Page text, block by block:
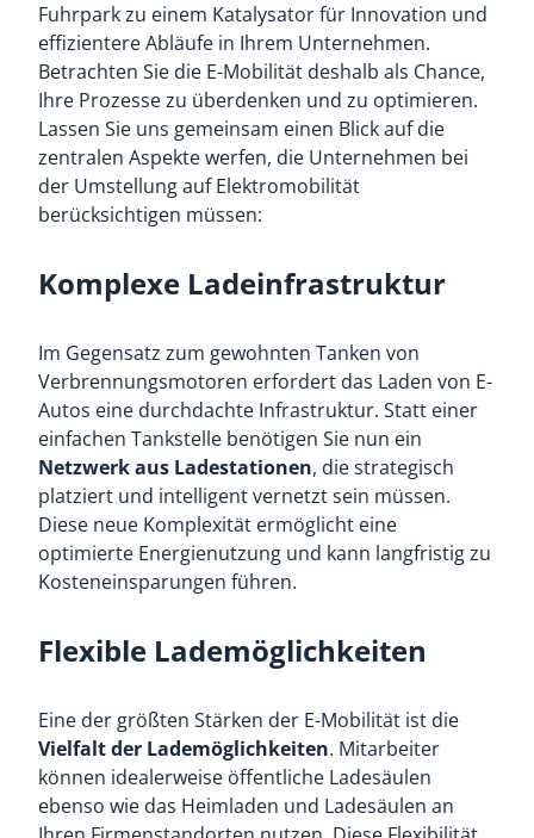
Fuhrpark zu einem Katalysator für Innovation und
effizientere Abläufe in Ihrem Unternehmen.
Betrachten Sie die E-Mobilität deshalb als Chance,
Ihre Prozesse zu überdenken und zu optimieren.
Lassen Sie uns gemeinsam einen Blick auf die
zentralen Aspekte werfen, die Unternehmen bei
der Umstellung auf Elektromobilität
berücksichtigen müssen:
Komplexe Ladeinfrastruktur
Im Gegensatz zum gewohnten Tanken von
Verbrennungsmotoren erfordert das Laden von E-
Autos eine durchdachte Infrastruktur. Statt einer
einfachen Tankstelle benötigen Sie nun ein
Netzwerk aus Ladestationen, die strategisch
platziert und intelligent vernetzt sein müssen.
Diese neue Komplexität ermöglicht eine
optimierte Energienutzung und kann langfristig zu
Kosteneinsparungen führen.
Flexible Lademöglichkeiten
Eine der größten Stärken der E-Mobilität ist die
Vielfalt der Lademöglichkeiten. Mitarbeiter
können idealerweise öffentliche Ladesäulen
ebenso wie das Heimladen und Ladesäulen an